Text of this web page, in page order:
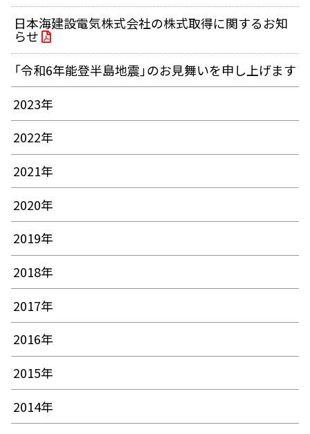
日本海建設電気株式会社の株式取得に関するお知
らせ
「令和6年能登半島地震」のお見舞いを申し上げます
2023年
2022年
2021年
2020年
2019年
2018年
2017年
2016年
2015年
2014年